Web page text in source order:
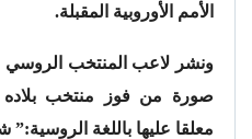
الأمم الأوروبية المقبلة.
ونشر لاعب المنتخب
صورة من فوز منتخب بلاده
معلقا عليها باللغة